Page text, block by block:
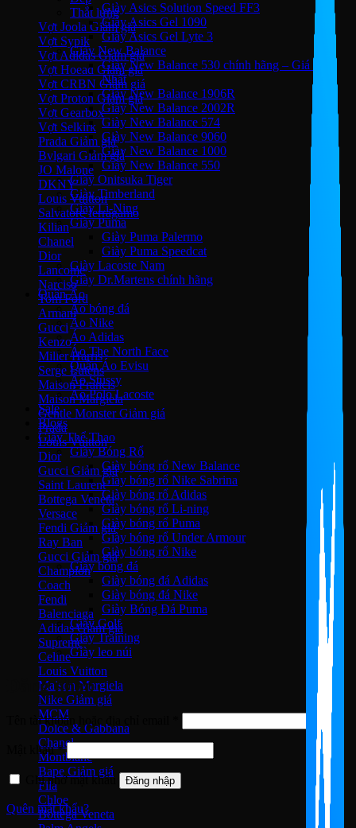
Thắt lưng
Vợt Joola
Vợt Sypik
Vợt Adidas
Vợt Hoead
Vợt CRBN
Vợt Proton
Vợt Gearbox
Vợt Selkirk
Prada
Bvlgari
JO Malone
DKNY
Louis Vuitton
Salvatore ferragamo
Kilian
Chanel
Dior
Lancome
Narciso
Tom Ford
Armani
Gucci
Kenzo
Miller Harris
Serge Lutens
Maison Francis
Maison Margiela
Gentle Monster
Prada
Louis Vuitton
Dior
Gucci
Saint Laurent
Bottega Veneta
Versace
Fendi
Ray Ban
Gucci
Champion
Coach
Fendi
Balenciaga
Adidas
Supreme
Celine
Louis Vuitton
Maison Margiela
Nike
MCM
Dolce & Gabbana
Chanel
Montblanc
Bape
Fila
Chloe
Bottega Veneta
Giày Asics Solution Speed FF3
Giày Asics Gel 1090
Giày Asics Gel Lyte 3
Giày New Balance
Giày New Balance 530 chính hãng – Giá Tốt
Nhất
Giày New Balance 1906R
Giày New Balance 2002R
Giày New Balance 574
Giày New Balance 9060
Giày New Balance 1000
Giày New Balance 550
Giày Onitsuka Tiger
Giày Timberland
Giày Li-Ning
Giày Puma
Giày Puma Palermo
Giày Puma Speedcat
Giày Lacoste Nam
Giày Dr.Martens chính hãng
Quần Áo
Áo bóng đá
Áo Nike
Áo Adidas
Áo The North Face
Quần Áo Evisu
Áo Stussy
Áo Polo Lacoste
Sale
Blogs
Giày Thể Thao
Giày Bóng Rổ
Giày bóng rổ New Balance
Giày bóng rổ Nike Sabrina
Giày bóng rổ Adidas
Giày bóng rổ Li-ning
Giày bóng rổ Puma
Giày bóng rổ Under Armour
Giày bóng rổ Nike
Giày bóng đá
Giày bóng đá Adidas
Giày bóng đá Nike
Giày Bóng Đá Puma
Giày Golf
Giày Training
Giày leo núi
Đăng nhập
Tên tài khoản hoặc địa chỉ email
buộc
Mật khẩu*Bắt
buộc
Ghi nhớ mật khẩu
Đăng nhập
Quên mật khẩu?